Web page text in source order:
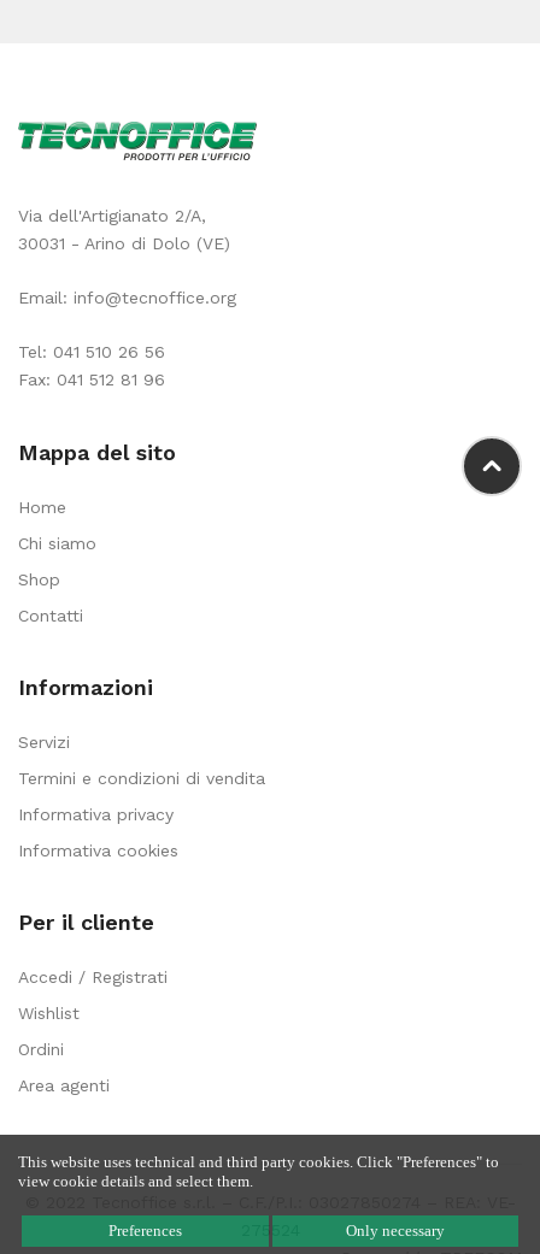
Via dell'Artigianato 2/A,
30031 - Arino di Dolo (VE)
Email: info@tecnoffice.org
Tel: 041 510 26 56
Fax: 041 512 81 96
Mappa del sito
Home
Chi siamo
Shop
Contatti
Informazioni
Servizi
Termini e condizioni di vendita
Informativa privacy
Informativa cookies
Per il cliente
Accedi / Registrati
Wishlist
Ordini
Area agenti
This website uses technical and third party cookies. Click "Preferences" to
view cookie details and select them.
Preferences Only necessary